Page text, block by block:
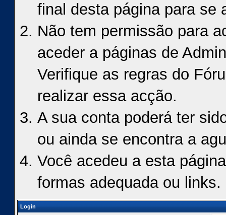
final desta página para se
Não tem permissão para
aceder a páginas de
Verifique as regras do
realizar essa acção.
A sua conta poderá ter
ou ainda se encontra a
Você acedeu a esta
formas adequada ou links.
Login